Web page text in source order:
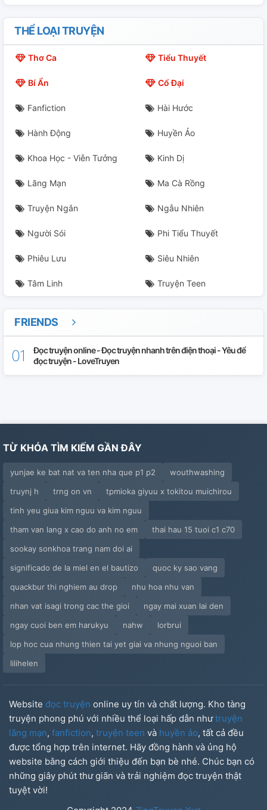
THỂ LOẠI TRUYỆN
Thơ Ca Tiểu Thuyết
Bí Ẩn Cổ Đại
Fanfiction Hài Hước
Hành Động Huyền Ảo
Khoa Học - Viễn Tưởng Kinh Dị
Lãng Mạn Ma Cà Rồng
Truyện Ngắn Ngẫu Nhiên
Người Sói Phi Tiểu Thuyết
Phiêu Lưu Siêu Nhiên
Tâm Linh Truyện Teen
FRIENDS
Đọc truyện online - Đọc truyện nhanh trên điện thoại - Yêu để
đọc truyện - LoveTruyen
TỪ KHÓA TÌM KIẾM GẦN ĐÂY
yunjae ke bat nat va ten nha que p1 p2
wouthwashing
truynj h
trng on vn
tpmioka giyuu x tokitou muichirou
tinh yeu giua kim nguu va kim nguu
tham van lang x cao do anh no em
thai hau 15 tuoi c1 c70
sookay sonkhoa trang nam doi ai
significado de la miel en el bautizo
quoc ky sao vang
quackbur thi nghiem au drop
nhu hoa nhu van
nhan vat isagi trong cac the gioi
ngay mai xuan lai den
ngay cuoi ben em harukyu
nahw
lorbrui
lop hoc cua nhung thien tai yet giai va nhung nguoi ban
lilihelen
Website đọc truyện online uy tín và chất lượng. Kho tàng
truyện phong phú với nhiều thể loại hấp dẫn nhưtruyện
lãng mạn, fanfiction, truyện teen và huyền ảo, tất cả đều
được tổng hợp trên internet. Hãy đồng hành và ủng hộ
website bằng cách giới thiệu đến bạn bè nhé. Chúc bạn có
những giây phút thư giãn và trải nghiệm đọc truyện thật
tuyệt vời!